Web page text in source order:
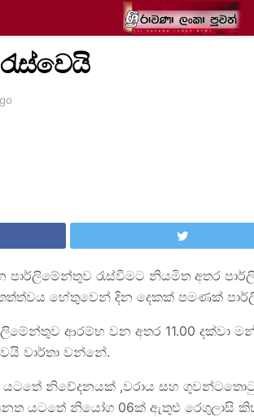
පාර්ලිමේන්තුව රැස්වීමට නියමිත අතර
හේතුවෙන් දින දෙකක් පමණක්
ආරම්භ වන අතර 11.00 දක්වා
වාර්තා වන්නේ.
යටතේ නිවේදනයක් ,වරාය සහ
යටතේ නියෝග 06ක් ඇතුළු රෙගුලාසි